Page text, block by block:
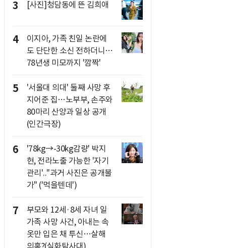
3 [사진]청담동에 뜬 김희애
4
이지아, 가족 친일 논란에
도 단단한 소신 전하더니…
78년생 미모까지 '깜짝'
5
'서울대 의대' 둘째 사망 후
지어준 집…노부부, 손주와
80마리 산양과 일상 공개
(인간극장)
6
'78kg→-30kg감량' 박지
현, 전라노출 가능한 '자기
관리'.."과거 사진은 공개불
가" ('먹을텐데')
7
부모와 12세·8세 자녀 일
가족 사망 사건, 아내는 속
옷만 입은 채 투신…살해
의혹?(실화탐사대)